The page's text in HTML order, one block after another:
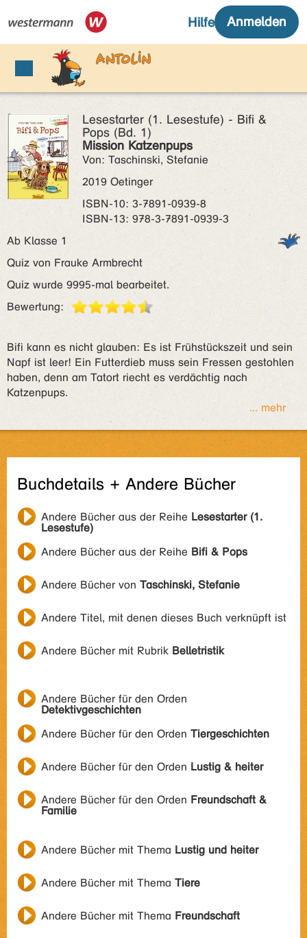
Lesestarter (1. Lesestufe) - Bifi &
Pops (Bd. 1)
Mission Katzenpups
Von: Taschinski, Stefanie
2019 Oetinger
ISBN‑10: 3-7891-0939-8
ISBN‑13: 978-3-7891-0939-3
Ab Klasse 1
Quiz von Frauke Armbrecht
Quiz wurde 9995-mal bearbeitet.
Bewertung:
Bifi kann es nicht glauben: Es ist Frühstückszeit und sein
Napf ist leer! Ein Futterdieb muss sein Fressen gestohlen
haben, denn am Tatort riecht es verdächtig nach
Katzenpups.
... mehr
Buchdetails + Andere Bücher
Andere Bücher aus der Reihe Lesestarter (1.
Lesestufe)
Andere Bücher aus der Reihe Bifi & Pops
Andere Bücher von Taschinski, Stefanie
Andere Titel, mit denen dieses Buch verknüpft ist
Andere Bücher mit Rubrik Belletristik
Andere Bücher für den Orden
Detektivgeschichten
Andere Bücher für den Orden Tiergeschichten
Andere Bücher für den Orden Lustig & heiter
Andere Bücher für den Orden Freundschaft &
Familie
Andere Bücher mit Thema Lustig und heiter
Andere Bücher mit Thema Tiere
Andere Bücher mit Thema Freundschaft